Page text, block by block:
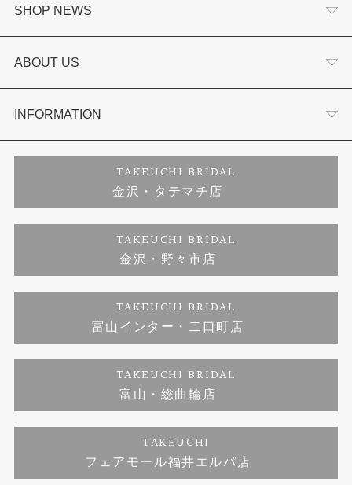
婚約指輪
結婚指輪
セットリング
婚約ネックレス
ダイヤモンド
ジュエリーリフォーム
SHOP NEWS
選ばれる理由まとめ
お客様の声
プロポーズサポート
ブランドリスト
福井指輪工房｜手作りペアリング
福井指輪工房｜手作り結婚指輪 and 婚約指輪
福井工房｜手作り婚約指輪プロポーズプラン
ABOUT US
会社概要
お客様の声
INFORMATION
プライバシーポリシー
TAKEUCHI BRIDAL
金沢・タテマチ店
TAKEUCHI BRIDAL
金沢・野々市店
TAKEUCHI BRIDAL
富山インター・二口町店
TAKEUCHI BRIDAL
富山・総曲輪店
TAKEUCHI
フェアモール福井エルパ店